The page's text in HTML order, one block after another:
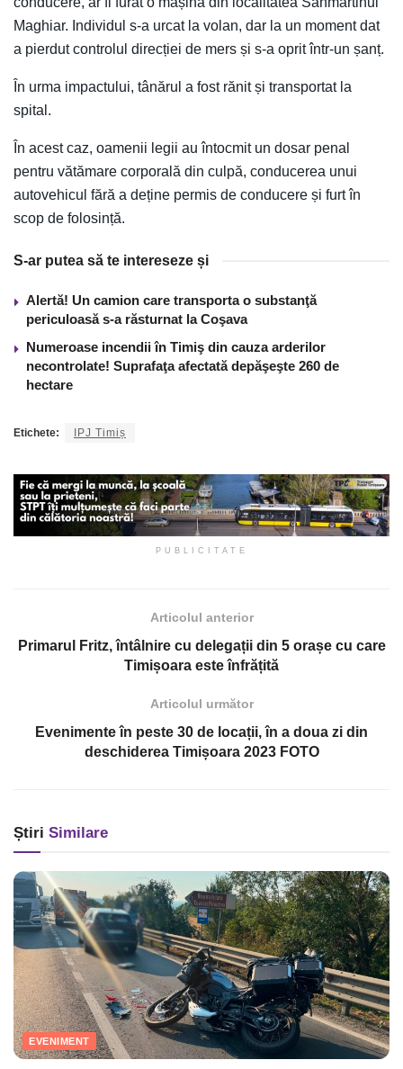
Maghiar. Individul s-a urcat la volan, dar la un moment dat
a pierdut controlul direcției de mers și s-a oprit într-un șanț.
În urma impactului, tânărul a fost rănit și transportat la
spital.
În acest caz, oamenii legii au întocmit un dosar penal
pentru vătămare corporală din culpă, conducerea unui
autovehicul fără a deține permis de conducere și furt în
scop de folosință.
S-ar putea să te intereseze și
Alertă! Un camion care transporta o substanţă
periculoasă s-a răsturnat la Coşava
Numeroase incendii în Timiş din cauza arderilor
necontrolate! Suprafaţa afectată depăşeşte 260 de
hectare
Etichete: IPJ Timiș
PUBLICITATE
Articolul anterior
Primarul Fritz, întâlnire cu delegații din 5 orașe cu care
Timișoara este înfrățită
Articolul următor
Evenimente în peste 30 de locații, în a doua zi din
deschiderea Timișoara 2023 FOTO
Știri Similare
EVENIMENT